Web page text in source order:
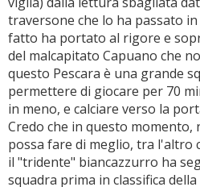
traversone che lo ha passato
fatto ha portato al rigore e
del malcapitato Capuano che
questo Pescara è una grande
permettere di giocare per 70
in meno, e calciare verso la
Credo che in questo momento,
possa fare di meglio, tra l'altro
il "tridente" biancazzurro ha
squadra prima in classifica della